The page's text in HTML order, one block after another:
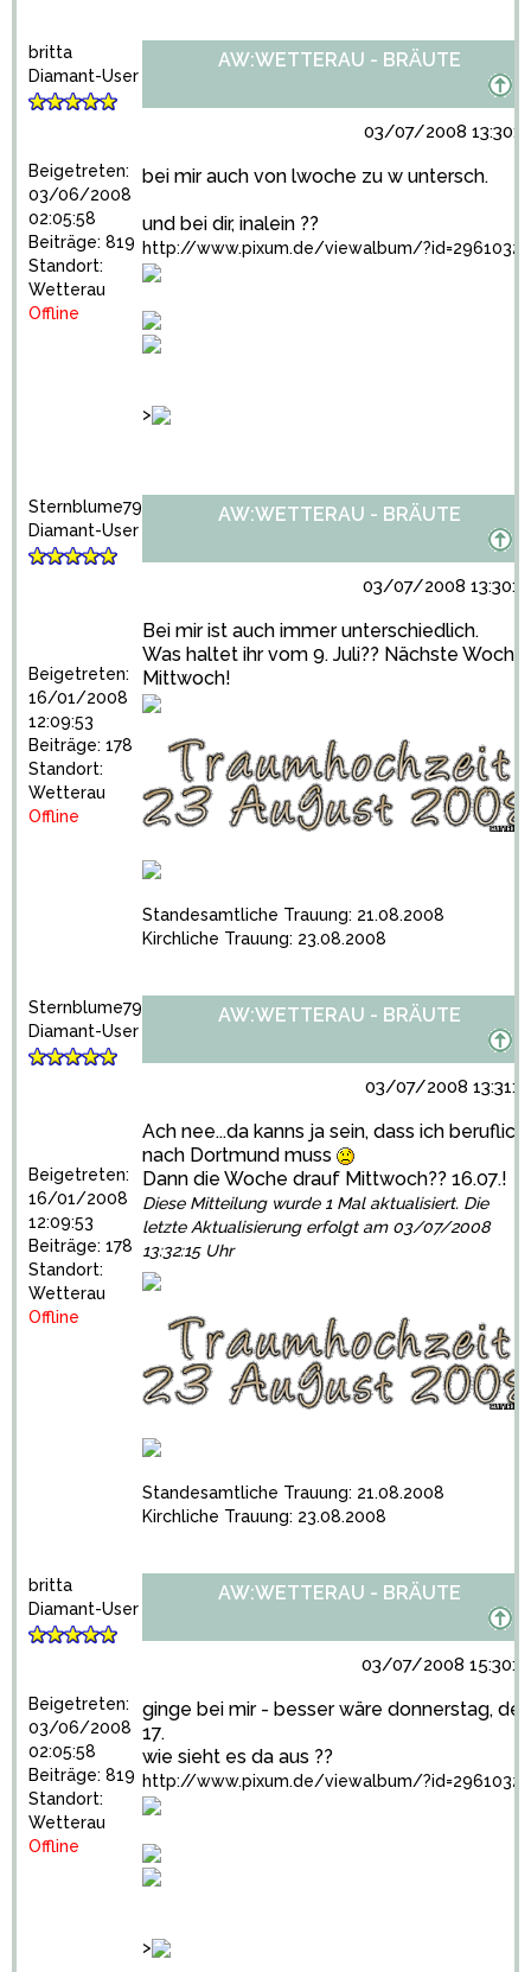
britta
Diamant-User
Beigetreten:
03/06/2008
02:05:58
Beiträge: 819
Standort:
Wetterau
Offline
AW:WETTERAU - BRÄUTE
03/07/2008
bei mir auch von lwoche zu w untersch.
und bei dir, inalein ??
http://www.pixum.de/viewalbum/?id=2961032
>
Sternblume79
Diamant-User
Beigetreten:
16/01/2008
12:09:53
Beiträge: 178
Standort:
Wetterau
Offline
AW:WETTERAU - BRÄUTE
03/07/2008
Bei mir ist auch immer unterschiedlich.
Was haltet ihr vom 9. Juli?? Nächste Woche
Mittwoch!
Standesamtliche Trauung: 21.08.2008
Kirchliche Trauung: 23.08.2008
Sternblume79
Diamant-User
Beigetreten:
16/01/2008
12:09:53
Beiträge: 178
Standort:
Wetterau
Offline
AW:WETTERAU - BRÄUTE
03/07/2008
Ach nee...da kanns ja sein, dass ich beruflich
nach Dortmund muss
Dann die Woche drauf Mittwoch?? 16.07.!
Diese Mitteilung wurde 1 Mal aktualisiert. Die
letzte Aktualisierung erfolgt am 03/07/2008
13:32:15 Uhr
Standesamtliche Trauung: 21.08.2008
Kirchliche Trauung: 23.08.2008
britta
Diamant-User
Beigetreten:
03/06/2008
02:05:58
Beiträge: 819
Standort:
Wetterau
Offline
AW:WETTERAU - BRÄUTE
03/07/2008
ginge bei mir - besser wäre donnerstag, der
17.
wie sieht es da aus ??
http://www.pixum.de/viewalbum/?id=2961032
>